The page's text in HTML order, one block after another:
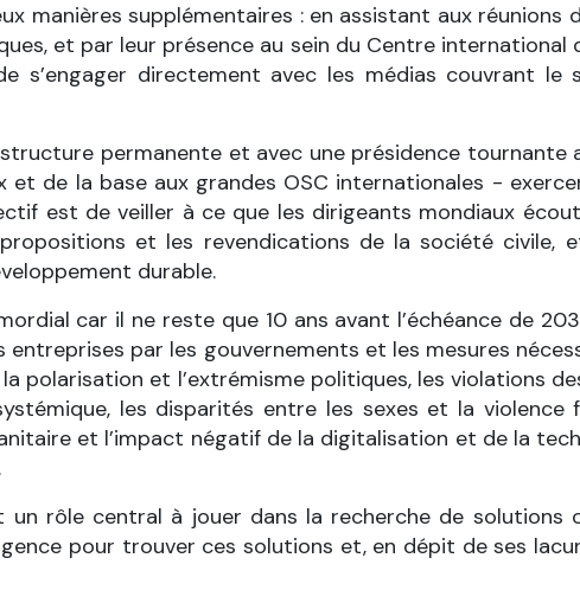
manières supplémentaires : en assistant aux
et par leur présence au sein du Centre international
s’engager directement avec les médias couvrant
permanente et avec une présidence tournante
de la base aux grandes OSC internationales -
est de veiller à ce que les dirigeants mondiaux
et les revendications de la société civile,
durable.
car il ne reste que 10 ans avant l’échéance de
par les gouvernements et les mesures
polarisation et l’extrémisme politiques, les violations
les disparités entre les sexes et la
et l’impact négatif de la digitalisation et de la
rôle central à jouer dans la recherche de solutions
pour trouver ces solutions et, en dépit de ses